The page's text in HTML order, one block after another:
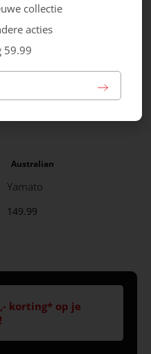
Australian
Yamato
149.99
korting* op je
collectie
acties
59.99